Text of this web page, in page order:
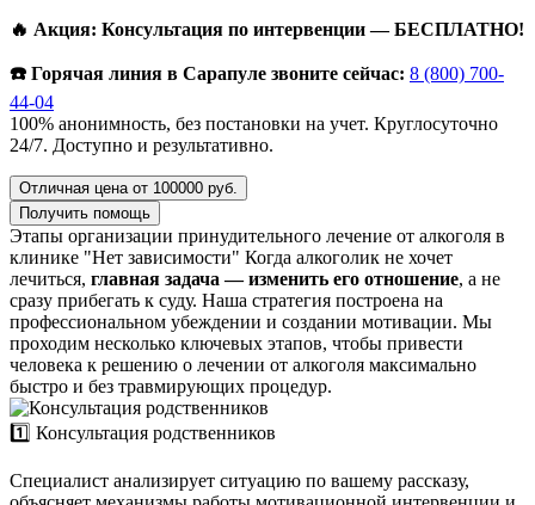
🔥 Акция: Консультация по интервенции — БЕСПЛАТНО!
☎️ Горячая линия в Сарапуле звоните сейчас: 8 (800) 700-
44-04
100% анонимность, без постановки на учет. Круглосуточно
24/7. Доступно и результативно.
Отличная цена от 100000 руб.
Получить помощь
Этапы организации принудительного лечение от алкоголя в
клинике "Нет зависимости" Когда алкоголик не хочет
лечиться, главная задача — изменить его отношение, а не
сразу прибегать к суду. Наша стратегия построена на
профессиональном убеждении и создании мотивации. Мы
проходим несколько ключевых этапов, чтобы привести
человека к решению о лечении от алкоголя максимально
быстро и без травмирующих процедур.
1️⃣ Консультация родственников
Специалист анализирует ситуацию по вашему рассказу,